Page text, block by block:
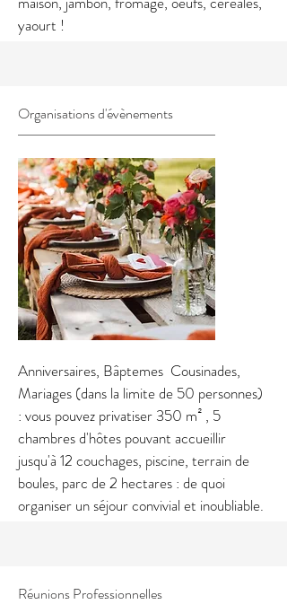
yaourt !
Organisations d'évènements
Anniversaires, Bâptemes Cousinades,
Mariages (dans la limite de 50 personnes)
: vous pouvez privatiser 350 m² , 5
chambres d'hôtes pouvant accueillir
jusqu'à 12 couchages, piscine, terrain de
boules, parc de 2 hectares : de quoi
organiser un séjour convivial et inoubliable.
Réunions Professionnelles